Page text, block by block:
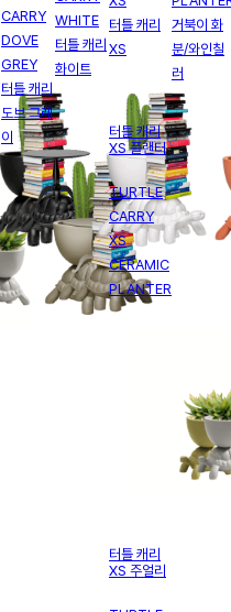
CARRY
DOVE
GREY
터틀 캐리
도브 그레
이
WHITE
터틀 캐리
화이트
터틀 캐리
XS
터틀 캐리
XS 플랜터
TURTLE
CARRY
XS
CERAMIC
PLANTER
터틀 캐리
XS 주얼리
거북이 화
분/와인칠
러